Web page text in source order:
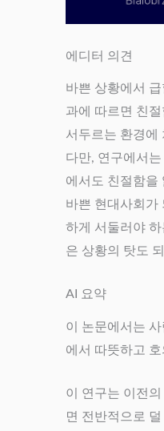
에디터 의견
바쁜 상황에서
과에 따르면 친
서두르는 환경에
다만, 연구에서
에서도 친절함을
바쁜 현대사회가
하게 서둘러야
은 상황의 탓도
AI 요약
이 논문에서는
에서 따뜻하고
이 연구는 이전
면 전반적으로